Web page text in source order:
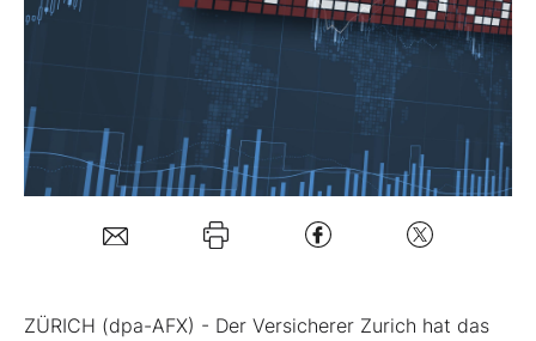
Mein Konto
Folgen Sie uns
Kontakt
ZÜRICH (dpa-AFX) - Der Versicherer Zurich hat das